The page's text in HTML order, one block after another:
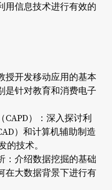
用信息技术进行有效的
授开发移动应用的基本
是针对教育和消费电子
）：深入探讨利
）和计算机辅助制造
的技术。
：介绍数据挖掘的基础
在大数据背景下进行有